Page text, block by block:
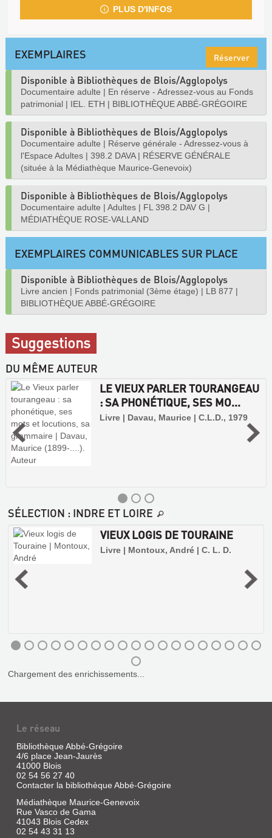
PLUS D'INFOS
EXEMPLAIRES Réserver
Disponible à Bibliothèques de Blois/Agglopolys
Documentaire adulte | En réserve - Adressez-vous au Fonds
patrimonial | IEL. ETH | BIBLIOTHÈQUE ABBÉ-GRÉGOIRE
Disponible à Bibliothèques de Blois/Agglopolys
Documentaire adulte | Réserve générale - Adressez-vous à
l'Espace Adultes | 398.2 DAVA| RÉSERVE GÉNÉRALE
(située à la Médiathèque Maurice-Genevoix)
Disponible à Bibliothèques de Blois/Agglopolys
Documentaire adulte | Adultes | FL 398.2 DAV G |
MÉDIATHÈQUE ROSE-VALLAND
EXEMPLAIRES COMMUNICABLES SUR PLACE
Disponible à Bibliothèques de Blois/Agglopolys
Livre ancien | Fonds patrimonial (3ème étage) | LB 877 |
BIBLIOTHÈQUE ABBÉ-GRÉGOIRE
Suggestions
DU MÊME AUTEUR
LE VIEUX PARLER TOURANGEAU
: SA PHONÉTIQUE, SES MO...
Livre | Davau, Maurice | C.L.D., 1979
LE
VIEUX
PARLER
TOURANGEAU
:
SA
PHONÉTIQUE,
SES
SÉLECTION : INDRE ET LOIRE
VIEUX LOGIS DE TOURAINE
Livre | Montoux, André | C. L. D.
VIEUX
LOGIS
DE
TOURAINE
Livre
|
Montoux,
André
|
Chargement des enrichissements...
Le réseau
Bibliothèque Abbé-Grégoire
4/6 place Jean-Jaurès
41000 Blois
02 54 56 27 40
Contacter la bibliothèque Abbé-Grégoire
Médiathèque Maurice-Genevoix
Rue Vasco de Gama
41043 Blois Cedex
02 54 43 31 13